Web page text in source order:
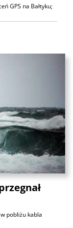
GPS na Bałtyku;
pobliżu kabla